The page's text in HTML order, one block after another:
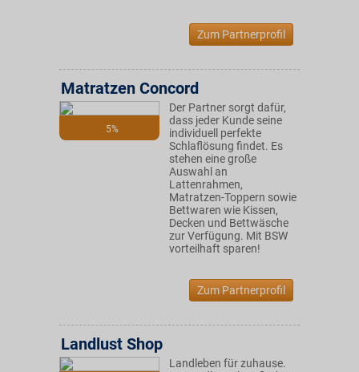
Zum Partnerprofil
5%
Matratzen Concord
Der Partner sorgt dafür,
dass jeder Kunde seine
individuell perfekte
Schlaflösung findet. Es
stehen eine große
Auswahl an
Lattenrahmen,
Matratzen-Toppern sowie
Bettwaren wie Kissen,
Decken und Bettwäsche
zur Verfügung. Mit BSW
vorteilhaft sparen!
Zum Partnerprofil
Landlust Shop
Landleben für zuhause.